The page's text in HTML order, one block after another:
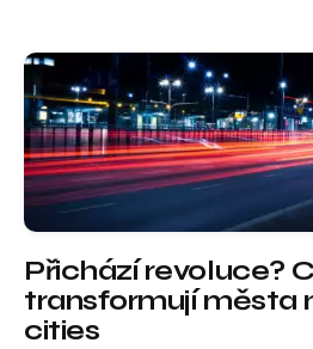
Přichází revoluce?
transformují města
cities